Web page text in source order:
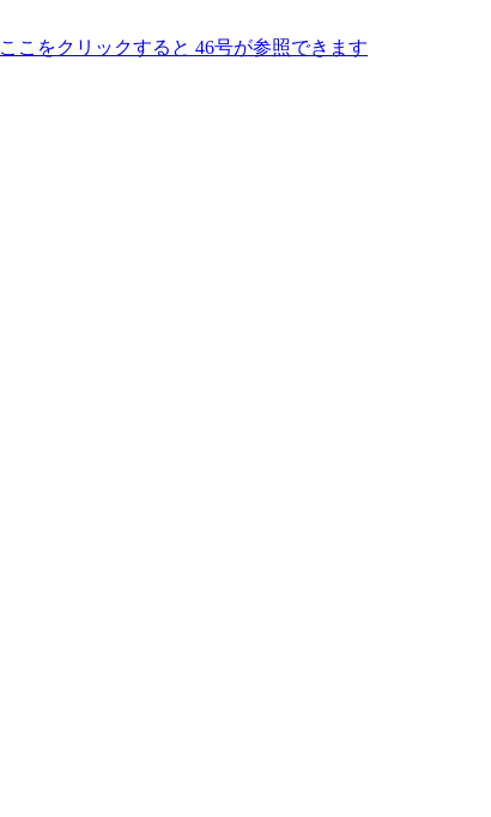
ここをクリックすると 46号が参照できます